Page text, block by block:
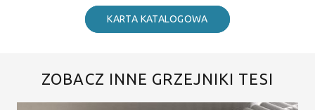
KARTA KATALOGOWA
ZOBACZ INNE GRZEJNIKI TESI